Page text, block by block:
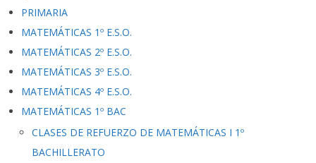
PRIMARIA
MATEMÁTICAS 1º E.S.O.
MATEMÁTICAS 2º E.S.O.
MATEMÁTICAS 3º E.S.O.
MATEMÁTICAS 4º E.S.O.
MATEMÁTICAS 1º BAC
CLASES DE REFUERZO DE MATEMÁTICAS I 1º
BACHILLERATO